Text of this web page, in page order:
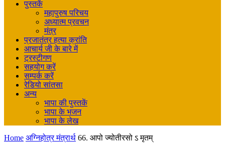
पुस्तकें
महापुरुष परिचय
अध्यात्म प्रवचन
मंत्र
प्रजातंत्र हत्या क्रांति
आचार्य जी के बारे में
ट्रस्टीगण
सहयोग करें
सम्पर्क करें
रेडियो सांतसा
अन्य
भापा की पुस्तकें
भापा के भजन
भापा के लेख
Home अग्निहोत्र मंत्रार्थ 66. आपो ज्योतीरसो ऽ मृतम्